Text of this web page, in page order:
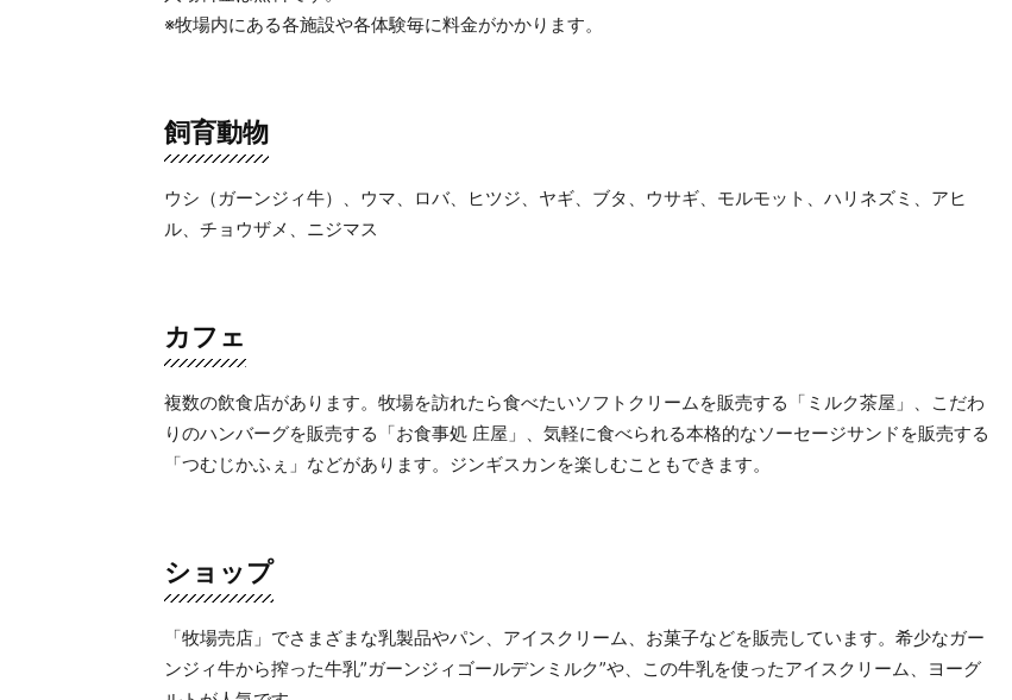
※牧場内にある各施設や各体験毎に料金がかかります。
飼育動物
ウシ（ガーンジィ牛）、ウマ、ロバ、ヒツジ、ヤギ、ブタ、ウサギ、モルモット、ハリネズミ、アヒ
ル、チョウザメ、ニジマス
カフェ
複数の飲食店があります。牧場を訪れたら食べたいソフトクリームを販売する「ミルク茶屋」、こだわ
りのハンバーグを販売する「お食事処 庄屋」、気軽に食べられる本格的なソーセージサンドを販売する
「つむじかふぇ」などがあります。ジンギスカンを楽しむこともできます。
ショップ
「牧場売店」でさまざまな乳製品やパン、アイスクリーム、お菓子などを販売しています。希少なガー
ンジィ牛から搾った牛乳”ガーンジィゴールデンミルク”や、この牛乳を使ったアイスクリーム、ヨーグ